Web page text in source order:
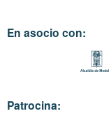
En asocio con:
Patrocina: